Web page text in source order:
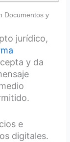
Documentos y
jurídico,
y da
e
digitales.